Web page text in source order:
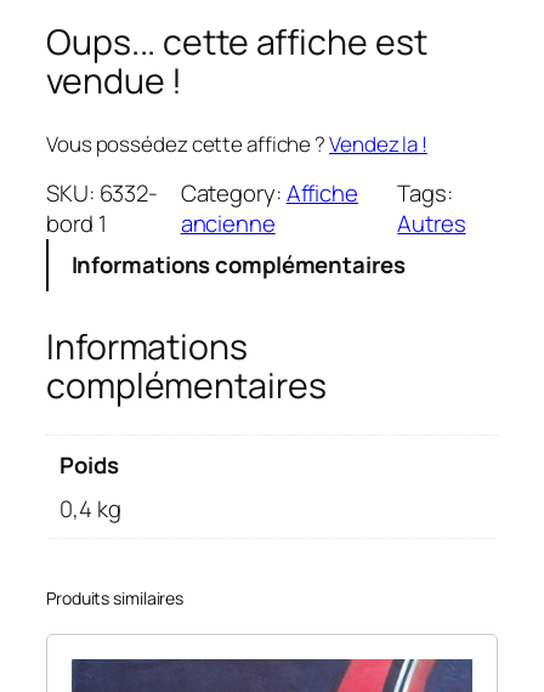
Oups... cette affiche est
vendue !
Vous possédez cette affiche ?Vendez la !
SKU: 6332-
bord 1
Category:Affiche
ancienne
Tags:
Autres
Informations complémentaires
Informations
complémentaires
Poids
0,4 kg
Produits similaires